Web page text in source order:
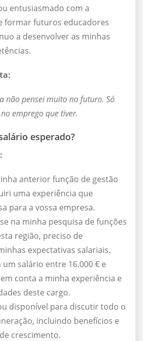
entusiasmado com a
formar futuros educadores
a desenvolver as minhas
não pensei muito no futuro. Só
emprego que tiver.
esperado?
anterior função de gestão
uma experiência que
para a vossa empresa.
na minha pesquisa de funções
região, preciso de
expectativas salariais.
um salário entre 16.000 € e
conta a minha experiência e
deste cargo.
disponível para discutir todo o
incluindo benefícios e
crescimento.